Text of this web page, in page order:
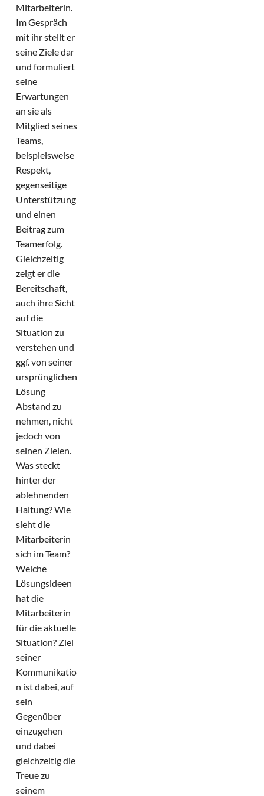
Mitarbeiterin.
Im Gespräch
mit ihr stellt er
seine Ziele dar
und formuliert
seine
Erwartungen
an sie als
Mitglied seines
Teams,
beispielsweise
Respekt,
gegenseitige
Unterstützung
und einen
Beitrag zum
Teamerfolg.
Gleichzeitig
zeigt er die
Bereitschaft,
auch ihre Sicht
auf die
Situation zu
verstehen und
ggf. von seiner
ursprünglichen
Lösung
Abstand zu
nehmen, nicht
jedoch von
seinen Zielen.
Was steckt
hinter der
ablehnenden
Haltung? Wie
sieht die
Mitarbeiterin
sich im Team?
Welche
Lösungsideen
hat die
Mitarbeiterin
für die aktuelle
Situation? Ziel
seiner
Kommunikatio
n ist dabei, auf
sein
Gegenüber
einzugehen
und dabei
gleichzeitig die
Treue zu
seinem